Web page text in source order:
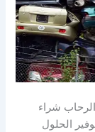
شراء
الحلول